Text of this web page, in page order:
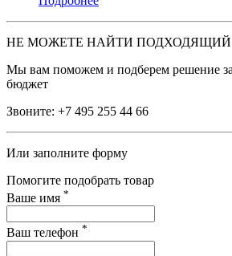
НЕ МОЖЕТЕ НАЙТИ ПОДХОДЯЩИЙ
Мы вам поможем и подберем решение
бюджет
Звоните: +7 495 255 44 66
Или заполните форму
Помогите подобрать товар
Ваше имя *
Ваш телефон *